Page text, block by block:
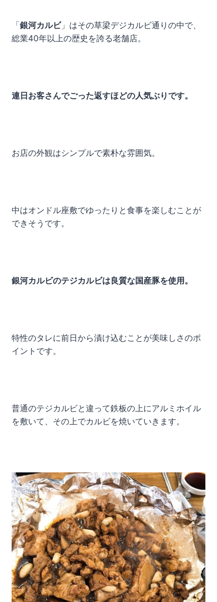
「 銀河カルビ」はその草梁デジカルビ通りの中で、
総業40年以上の歴史を誇る老舗店。
連日お客さんでごった返すほどの人気ぶりです。
お店の外観はシンプルで素朴な雰囲気。
中はオンドル座敷でゆったりと食事を楽しむことが
できそうです。
銀河カルビのテジカルビは良質な国産豚を使用。
特性のタレに前日から漬け込むことが美味しさのポ
イントです。
普通のテジカルビと違って鉄板の上にアルミホイル
を敷いて、その上でカルビを焼いていきます。